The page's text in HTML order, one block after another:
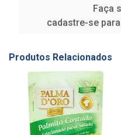
Faça
cadastre-se
Produtos Relacionados